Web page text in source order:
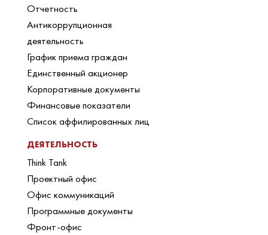
Отчетность
Антикоррупционная
деятельность
График приема граждан
Единственный акционер
Корпоративные документы
Финансовые показатели
Список аффилированных лиц
ДЕЯТЕЛЬНОСТЬ
Think Tank
Проектный офис
Офис коммуникаций
Программные документы
Фронт-офис